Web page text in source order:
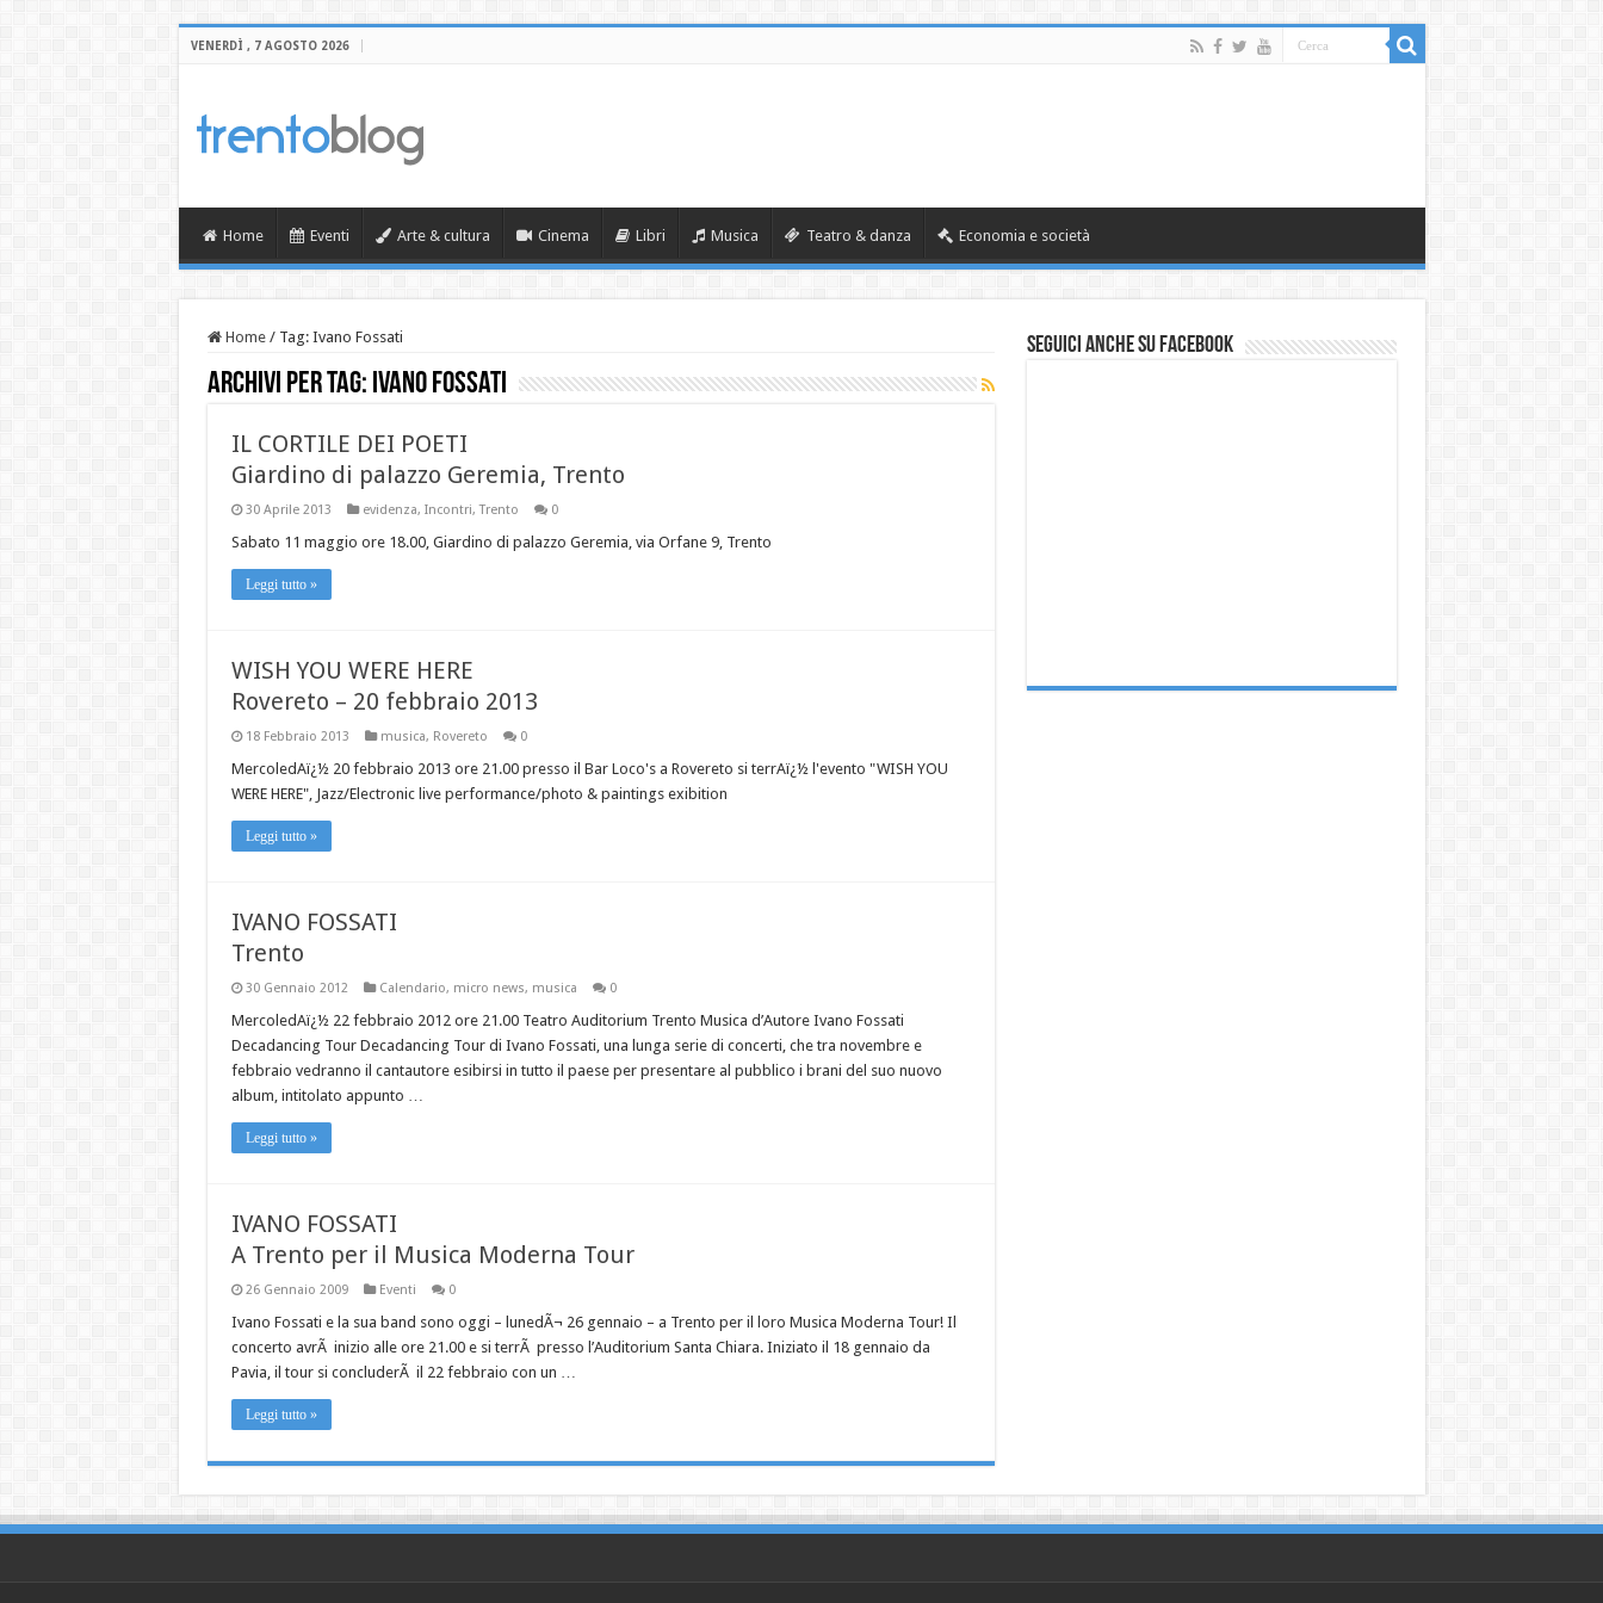
VENERDÌ , 7 AGOSTO 2026
Home Eventi Arte & cultura Cinema Libri Musica Teatro & danza Economia e società
Home / Tag: Ivano Fossati
Archivi per tag: Ivano Fossati
IL CORTILE DEI POETI
Giardino di palazzo Geremia, Trento
30 Aprile 2013 evidenza, Incontri,Trento 0
Sabato 11 maggio ore 18.00, Giardino di palazzo Geremia, via Orfane 9, Trento
Leggi tutto »
WISH YOU WERE HERE
Rovereto – 20 febbraio 2013
18 Febbraio 2013 musica, Rovereto 0
MercoledAï¿½ 20 febbraio 2013 ore 21.00 presso il Bar Loco's a Rovereto si terrAï¿½ l'evento "WISH YOU
WERE HERE", Jazz/Electronic live performance/photo & paintings exibition
Leggi tutto »
IVANO FOSSATI
Trento
30 Gennaio 2012 Calendario, micro news, musica 0
MercoledAï¿½ 22 febbraio 2012 ore 21.00 Teatro Auditorium Trento Musica d’Autore Ivano Fossati
Decadancing Tour Decadancing Tour di Ivano Fossati, una lunga serie di concerti, che tra novembre e
febbraio vedranno il cantautore esibirsi in tutto il paese per presentare al pubblico i brani del suo nuovo
album, intitolato appunto …
Leggi tutto »
IVANO FOSSATI
A Trento per il Musica Moderna Tour
26 Gennaio 2009 Eventi 0
Ivano Fossati e la sua band sono oggi – lunedÃ¬ 26 gennaio – a Trento per il loro Musica Moderna Tour! Il
concerto avrÃ inizio alle ore 21.00 e si terrÃ presso l’Auditorium Santa Chiara. Iniziato il 18 gennaio da
Pavia, il tour si concluderÃ il 22 febbraio con un …
Leggi tutto »
Seguici anche su Facebook